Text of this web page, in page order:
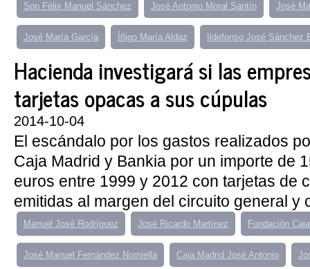
Son Félix Manuel Sánchez José Antonio Moral Santín José
José María García Íñigo María Aldaz Ildefonso José Sánchez
Hacienda investigará si las
tarjetas opacas a sus cúpulas
2014-10-04
El escándalo por los gastos realizados
Caja Madrid y Bankia por un importe de
euros entre 1999 y 2012 con tarjetas de
emitidas al margen del circuito general y
Manuel José Rodríguez José Ricardo Martínez Fundación
José Manuel Fernández Norniella Caja Madrid José Antonio